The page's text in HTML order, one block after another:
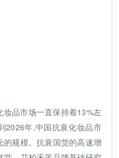
妆品市场一直保持着13%左
2026年,中国抗衰化妆品市
规模。抗衰国货的高速增